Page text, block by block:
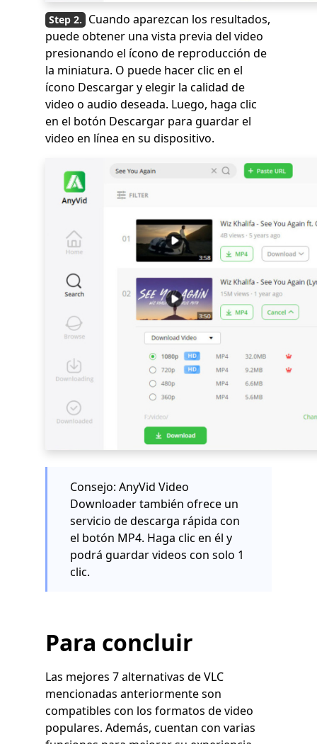
Cuando aparezcan los resultados,
puede obtener una vista previa del video
presionando el ícono de reproducción de
la miniatura. O puede hacer clic en el
ícono Descargar y elegir la calidad de
video o audio deseada. Luego, haga clic
en el botón Descargar para guardar el
video en línea en su dispositivo.
Consejo: AnyVid Video
Downloader también ofrece un
servicio de descarga rápida con
el botón MP4. Haga clic en él y
podrá guardar videos con solo 1
clic.
Para concluir
Las mejores 7 alternativas de VLC
mencionadas anteriormente son
compatibles con los formatos de video
populares. Además, cuentan con varias